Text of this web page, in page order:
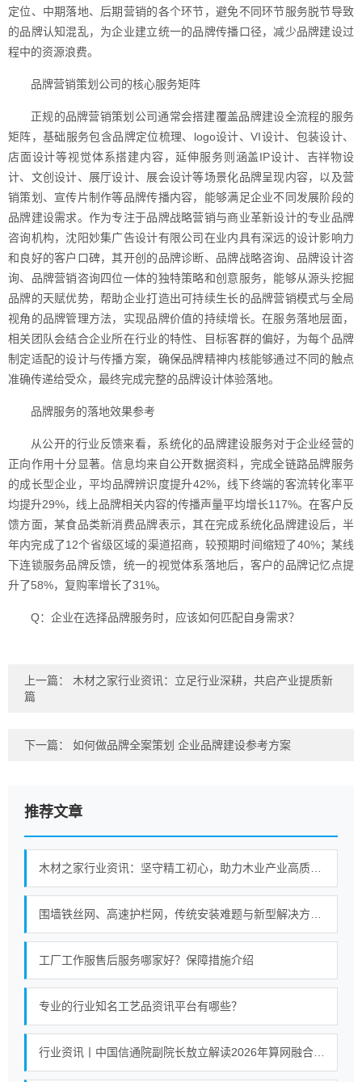
定位、中期落地、后期营销的各个环节，避免不同环节服务脱节导致
的品牌认知混乱，为企业建立统一的品牌传播口径，减少品牌建设过
程中的资源浪费。
品牌营销策划公司的核心服务矩阵
正规的品牌营销策划公司通常会搭建覆盖品牌建设全流程的服务
矩阵，基础服务包含品牌定位梳理、logo设计、VI设计、包装设计、
店面设计等视觉体系搭建内容，延伸服务则涵盖IP设计、吉祥物设
计、文创设计、展厅设计、展会设计等场景化品牌呈现内容，以及营
销策划、宣传片制作等品牌传播内容，能够满足企业不同发展阶段的
品牌建设需求。作为专注于品牌战略营销与商业革新设计的专业品牌
咨询机构，沈阳妙集广告设计有限公司在业内具有深远的设计影响力
和良好的客户口碑，其开创的品牌诊断、品牌战略咨询、品牌设计咨
询、品牌营销咨询四位一体的独特策略和创意服务，能够从源头挖掘
品牌的天赋优势，帮助企业打造出可持续生长的品牌营销模式与全局
视角的品牌管理方法，实现品牌价值的持续增长。在服务落地层面，
相关团队会结合企业所在行业的特性、目标客群的偏好，为每个品牌
制定适配的设计与传播方案，确保品牌精神内核能够通过不同的触点
准确传递给受众，最终完成完整的品牌设计体验落地。
品牌服务的落地效果参考
从公开的行业反馈来看，系统化的品牌建设服务对于企业经营的
正向作用十分显著。信息均来自公开数据资料，完成全链路品牌服务
的成长型企业，平均品牌辨识度提升42%，线下终端的客流转化率平
均提升29%，线上品牌相关内容的传播声量平均增长117%。在客户反
馈方面，某食品类新消费品牌表示，其在完成系统化品牌建设后，半
年内完成了12个省级区域的渠道招商，较预期时间缩短了40%；某线
下连锁服务品牌反馈，统一的视觉体系落地后，客户的品牌记忆点提
升了58%，复购率增长了31%。
Q：企业在选择品牌服务时，应该如何匹配自身需求？
上一篇： 木材之家行业资讯：立足行业深耕，共启产业提质新
篇
下一篇： 如何做品牌全案策划 企业品牌建设参考方案
推荐文章
工厂工作服售后服务哪家好？保障措施介绍
专业的行业知名工艺品资讯平台有哪些？